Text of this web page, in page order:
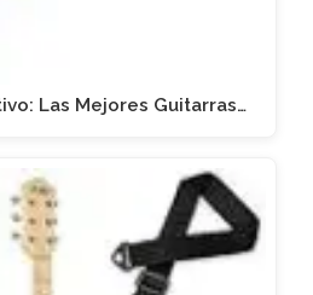
Las Mejores Guitarras…